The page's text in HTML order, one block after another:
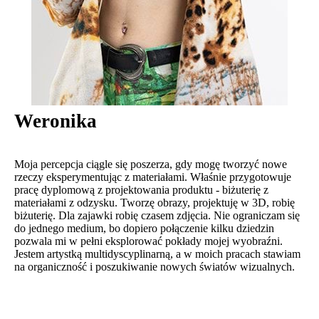
Weronika
Moja percepcja ciągle się poszerza, gdy mogę tworzyć nowe
rzeczy eksperymentując z materiałami. Właśnie przygotowuje
pracę dyplomową z projektowania produktu - biżuterię z
materiałami z odzysku. Tworzę obrazy, projektuję w 3D, robię
biżuterię. Dla zajawki robię czasem zdjęcia. Nie ograniczam się
do jednego medium, bo dopiero połączenie kilku dziedzin
pozwala mi w pełni eksplorować pokłady mojej wyobraźni.
Jestem artystką multidyscyplinarną, a w moich pracach stawiam
na organiczność i poszukiwanie nowych światów wizualnych.